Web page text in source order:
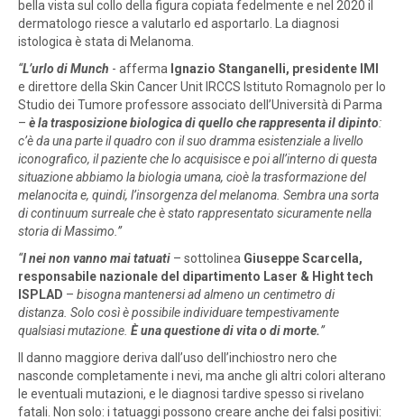
bella vista sul collo della figura copiata fedelmente e nel 2020 il
dermatologo riesce a valutarlo ed asportarlo. La diagnosi
istologica è stata di Melanoma.
“L’urlo di Munch - afferma Ignazio Stanganelli, presidente IMI
e direttore della Skin Cancer Unit IRCCS Istituto Romagnolo per lo
Studio dei Tumore professore associato dell’Università di Parma
– è la trasposizione biologica di quello che rappresenta il dipinto:
c’è da una parte il quadro con il suo dramma esistenziale a livello
iconografico, il paziente che lo acquisisce e poi all’interno di questa
situazione abbiamo la biologia umana, cioè la trasformazione del
melanocita e, quindi, l’insorgenza del melanoma. Sembra una sorta
di continuum surreale che è stato rappresentato sicuramente nella
storia di Massimo.”
“I nei non vanno mai tatuati – sottolinea Giuseppe Scarcella,
responsabile nazionale del dipartimento Laser & Hight tech
ISPLAD – bisogna mantenersi ad almeno un centimetro di
distanza. Solo così è possibile individuare tempestivamente
qualsiasi mutazione. Èuna questione di vita o di morte.”
Il danno maggiore deriva dall’uso dell’inchiostro nero che
nasconde completamente i nevi, ma anche gli altri colori alterano
le eventuali mutazioni, e le diagnosi tardive spesso si rivelano
fatali. Non solo: i tatuaggi possono creare anche dei falsi positivi: